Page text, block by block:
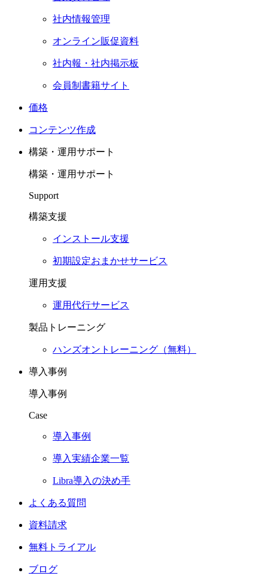
社内情報管理
オンライン販促資料
社内報・社内掲示板
会員制書籍サイト
価格
コンテンツ作成
構築・運用サポート
構築・運用サポート
Support
構築支援
インストール支援
初期設定おまかせサービス
運用支援
運用代行サービス
製品トレーニング
ハンズオントレーニング（無料）
導入事例
導入事例
Case
導入事例
導入実績企業一覧
Libra導入の決め手
よくある質問
資料請求
無料トライアル
ブログ